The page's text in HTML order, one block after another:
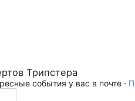
Трипстера
события у вас в почте ·